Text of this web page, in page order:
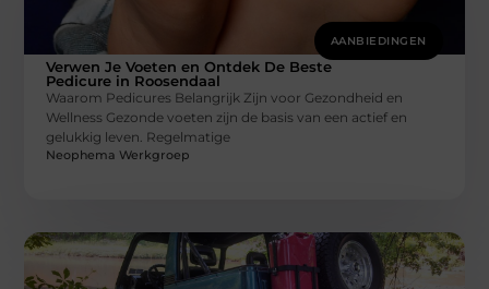
AANBIEDINGEN
Verwen Je Voeten en Ontdek De Beste
Pedicure in Roosendaal
Waarom Pedicures Belangrijk Zijn voor Gezondheid en
Wellness Gezonde voeten zijn de basis van een actief en
gelukkig leven. Regelmatige
Neophema Werkgroep